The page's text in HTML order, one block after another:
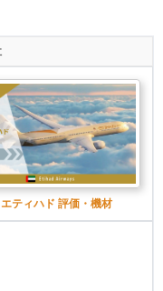
エティハド 評価・機材